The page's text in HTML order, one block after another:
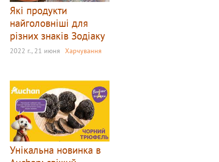
Які продукти
найголовніші для
різних знаків Зодіаку
2022 г., 21 июня Харчування
Унікальна новинка в